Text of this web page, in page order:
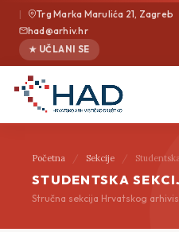
| Trg Marka Marulića 21, Zagreb
had@arhiv.hr
★ UČLANI SE
Početna / Sekcije /
STUDENTSKA
Stručna sekcija Hrvatskog